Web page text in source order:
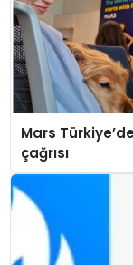
Mars
çağrısı